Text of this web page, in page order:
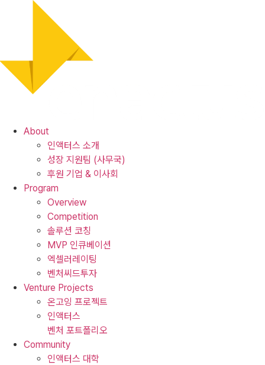
About
인액터스 소개
성장 지원팀 (사무국)
후원 기업 & 이사회
Program
Overview
Competition
솔루션 코칭
MVP 인큐베이션
엑셀러레이팅
벤처씨드투자
Venture Projects
온고잉 프로젝트
인액터스
벤처 포트폴리오
Community
인액터스 대학